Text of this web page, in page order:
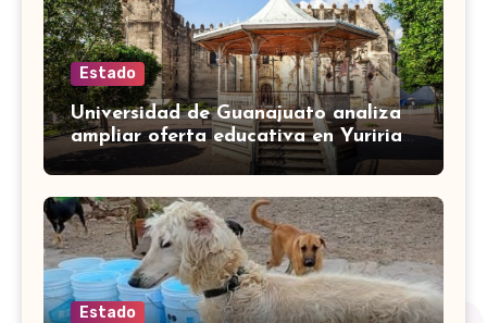
Estado
Universidad de Guanajuato analiza
ampliar oferta educativa en Yuriria
para cubrir demandas de la zona sur
Estado